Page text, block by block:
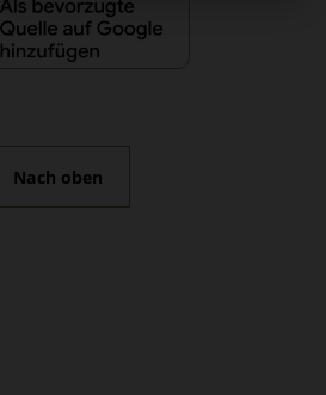
Nach oben